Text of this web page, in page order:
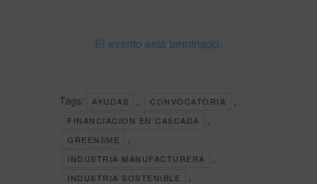
El evento está terminado.
Tags: AYUDAS CONVOCATORIA
FINANCIACION EN CASCADA
GREENSME
INDUSTRIA MANUFACTURERA
INDUSTRIA SOSTENIBLE